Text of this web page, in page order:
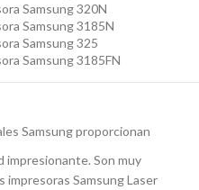
Samsung 320N
Samsung 3185N
Samsung 325
Samsung 3185FN
Samsung proporcionan
impresionante. Son muy
impresoras Samsung Laser